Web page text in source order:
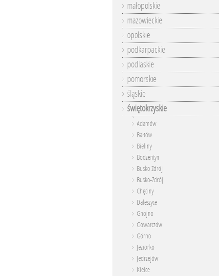
małopolskie
mazowieckie
opolskie
podkarpackie
podlaskie
pomorskie
śląskie
świętokrzyskie
Adamów
Bałtów
Bieliny
Bodzentyn
Busko Zdrój
Busko-Zdrój
Chęciny
Daleszyce
Gnojno
Gowarczów
Górno
Jeziorko
Jędrzejów
Kielce